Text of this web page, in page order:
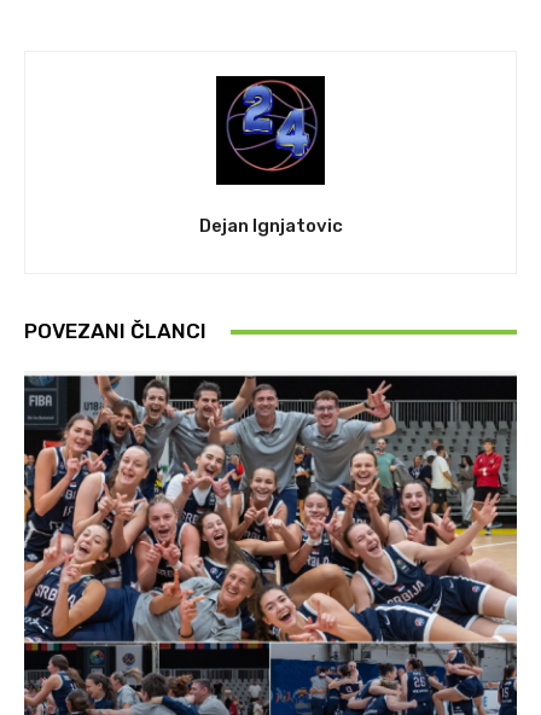
Dejan Ignjatovic
POVEZANI ČLANCI